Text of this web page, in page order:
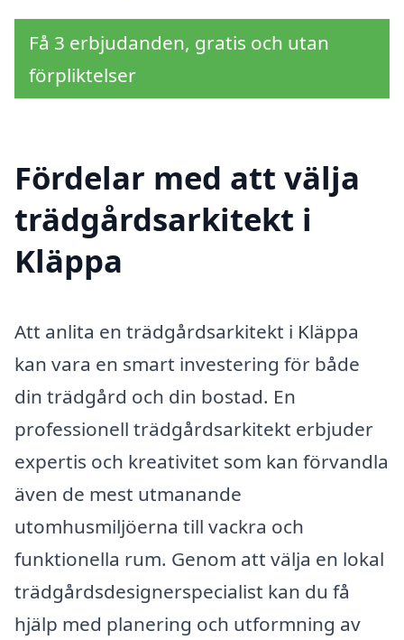
Få 3 erbjudanden, gratis och utan
förpliktelser
Fördelar med att välja
trädgårdsarkitekt i
Kläppa
Att anlita en trädgårdsarkitekt i Kläppa
kan vara en smart investering för både
din trädgård och din bostad. En
professionell trädgårdsarkitekt erbjuder
expertis och kreativitet som kan förvandla
även de mest utmanande
utomhusmiljöerna till vackra och
funktionella rum. Genom att välja en lokal
trädgårdsdesignerspecialist kan du få
hjälp med planering och utformning av